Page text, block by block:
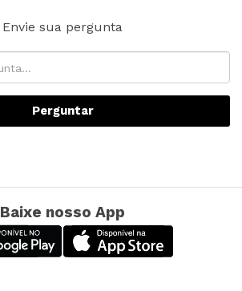
Envie sua pergunta
Perguntar
Baixe nosso App